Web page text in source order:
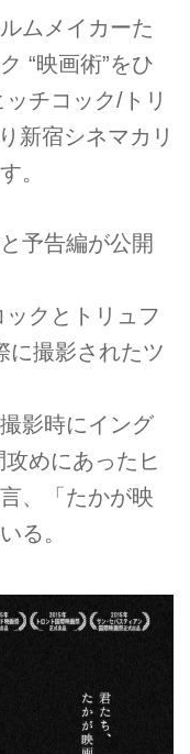
ムメイカーた
“映画術”をひ
チコック/トリ
新宿シネマカリ
。
予告編が公開
クとトリュフ
に撮影されたツ
影時にイング
めにあったヒ
、「たかが映
る。